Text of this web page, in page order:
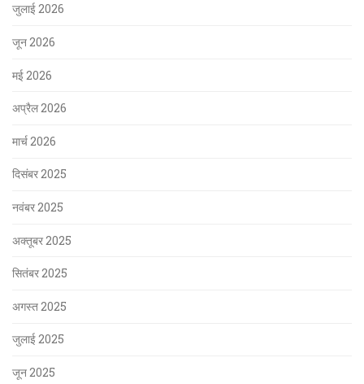
जुलाई 2026
जून 2026
मई 2026
अप्रैल 2026
मार्च 2026
दिसंबर 2025
नवंबर 2025
अक्तूबर 2025
सितंबर 2025
अगस्त 2025
जुलाई 2025
जून 2025